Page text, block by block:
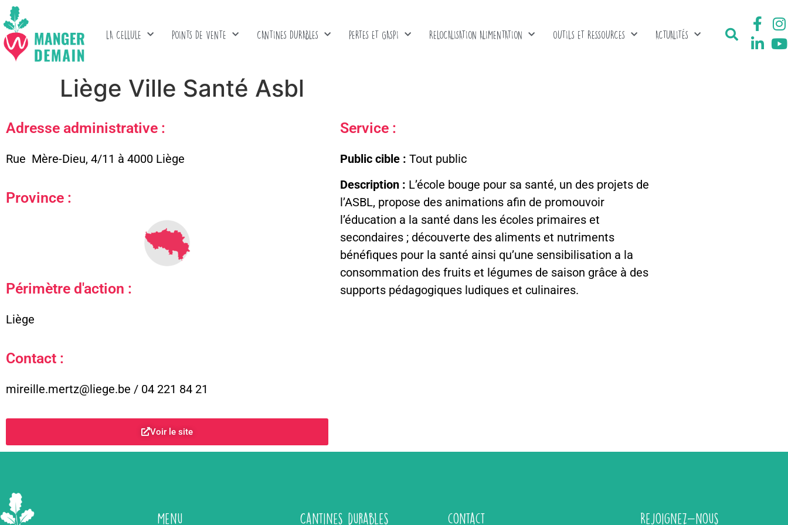
LA CELLULE POINTS DE VENTE CANTINES DURABLES PERTES ET GASPI RELOCALISATION ALIMENTATION OUTILS ET RESSOURCES ACTUALITÉS
Liège Ville Santé Asbl
Adresse administrative :
Rue Mère-Dieu, 4/11 à 4000 Liège
Province :
Périmètre d'action :
Liège
Contact :
mireille.mertz@liege.be / 04 221 84 21
Voir le site
Service :
Public cible : Tout public
Description : L’école bouge pour sa santé, un des projets de
l’ASBL, propose des animations afin de promouvoir
l’éducation a la santé dans les écoles primaires et
secondaires ; découverte des aliments et nutriments
bénéfiques pour la santé ainsi qu’une sensibilisation a la
consommation des fruits et légumes de saison grâce à des
supports pédagogiques ludiques et culinaires.
Menu Cantines durables contact Rejoignez-nous